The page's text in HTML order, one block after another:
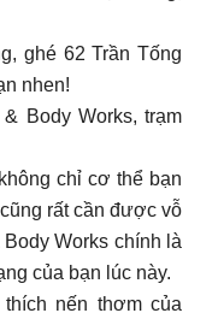
chỉ cơ thể bạn
rất cần được vỗ
Works chính là
của bạn lúc này.
nến thơm của
mùi hương tinh dầu
mang lại cảm giác
sáng nến lung linh